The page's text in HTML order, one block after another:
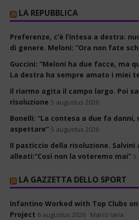
LA REPUBBLICA
Preferenze, c’è l’intesa a destra:
di genere. Meloni: “Ora non fate
Guccini: “Meloni ha due facce, ma
La destra ha sempre amato i miei
Il riarmo agita il campo largo. Poi
risoluzione 5 augustus 2026
Bonelli: “La contesa a due fa
aspettare” 5 augustus 2026
Il pasticcio della risoluzione. Salvini
alleati:“Così non la voteremo mai” 5
LA GAZZETTA DELLO SPORT
Infantino Worked with Top Clubs
Project 6 augustus 2026 Marco Iaria